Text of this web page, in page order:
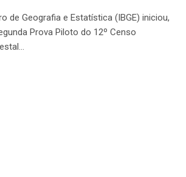
de Geografia e Estatística (IBGE) iniciou,
Prova Piloto do 12º Censo